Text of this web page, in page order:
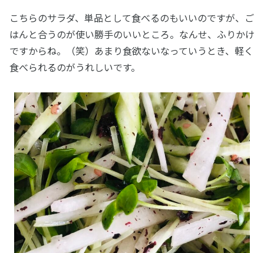
こちらのサラダ、単品として食べるのもいいのですが、ご
はんと合うのが使い勝手のいいところ。なんせ、ふりかけ
ですからね。（笑）あまり食欲ないなっていうとき、軽く
食べられるのがうれしいです。